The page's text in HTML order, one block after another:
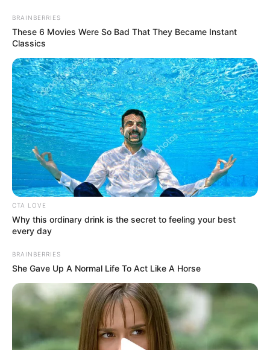
HOME
Home > Brasil
Transparente 360°: Estados com melhores índices.
Escala Brasil Transparente 360°:
Estados com melhores índices.
Notícia,Prefeitura
BRAINBERRIES
These 6 Movies Were So Bad That They Became Instant
Classics
CTA LOVE
Why this ordinary drink is the secret to feeling your best
every day
BRAINBERRIES
She Gave Up A Normal Life To Act Like A Horse